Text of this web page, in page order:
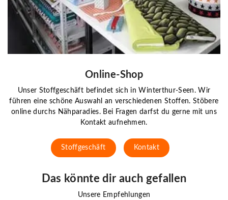
Online-Shop
Unser Stoffgeschäft befindet sich in Winterthur-Seen. Wir
führen eine schöne Auswahl an verschiedenen Stoffen. Stöbere
online durchs Nähparadies. Bei Fragen darfst du gerne mit uns
Kontakt aufnehmen.
Stoffgeschäft Kontakt
Das könnte dir auch gefallen
Unsere Empfehlungen